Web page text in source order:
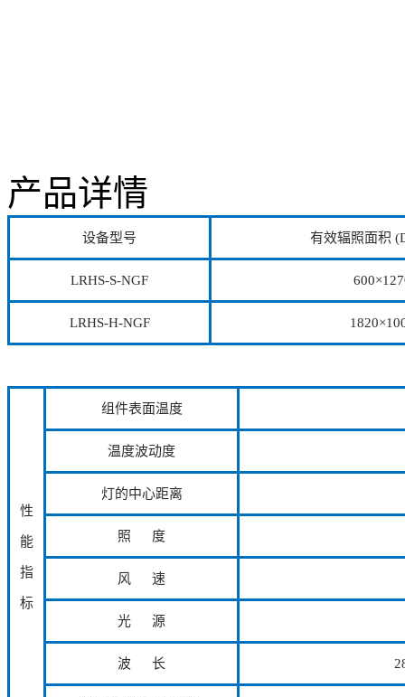
产品详情
设备型号 有效辐照面积
LRHS-S-NGF
LRHS-H-NGF
性
能
指
标
组件表面温度
温度波动度
灯的中心距离
照 度
风 速
光 源
波 长